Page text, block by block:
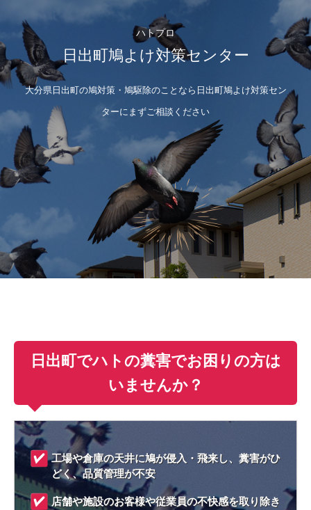
ハトプロ
日出町鳩よけ対策センター
大分県日出町の鳩対策・鳩駆除のことなら日出町鳩よけ対策セン
ターにまずご相談ください
日出町でハトの糞害でお困りの方は
いませんか？
工場や倉庫の天井に鳩が侵入・飛来し、糞害がひ
どく、品質管理が不安
店舗や施設のお客様や従業員の不快感を取り除き